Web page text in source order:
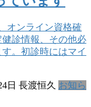
オンライン資格確
診情報、その他必
。初診時にはマイ
日 長渡恒久 お知ら